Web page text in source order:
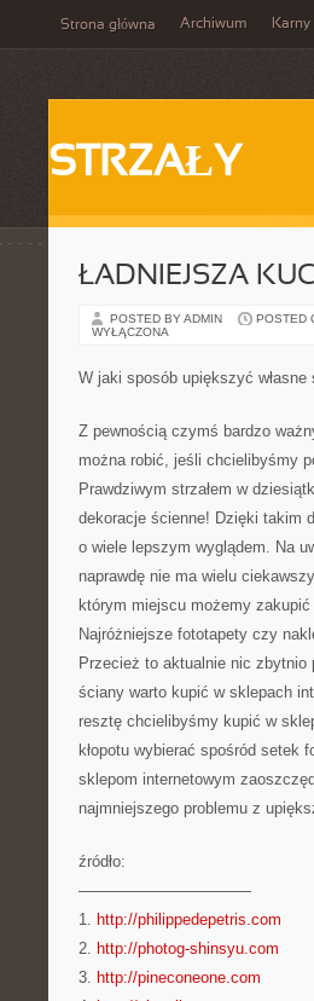
Strona główna Archiwum Karny
STRZAŁY
ŁADNIEJSZA
POSTED BY ADMIN POSTED
WYŁĄCZONA
W jaki sposób upiększyć własne
Z pewnością czymś bardzo
można robić, jeśli chcielibyśmy
Prawdziwym strzałem w
dekoracje ścienne! Dzięki takim
o wiele lepszym wyglądem. Na
naprawdę nie ma wielu
którym miejscu możemy
Najróżniejsze fototapety czy
Przecież to aktualnie nic zbytnio
ściany warto kupić w sklepach
resztę chcielibyśmy kupić w
kłopotu wybierać spośród setek
sklepom internetowym
najmniejszego problemu z
źródło:
———————————
1. http://philippedepetris.com
2. http://photog-shinsyu.com
3. http://pineconeone.com